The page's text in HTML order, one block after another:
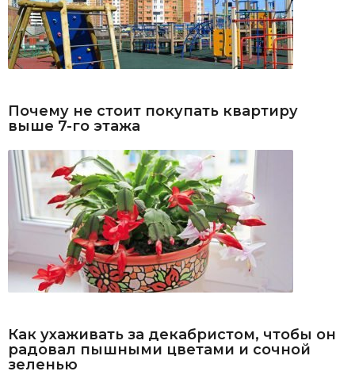
Почему не стоит покупать квартиру
выше 7-го этажа
Как ухаживать за декабристом, чтобы он
радовал пышными цветами и сочной
зеленью